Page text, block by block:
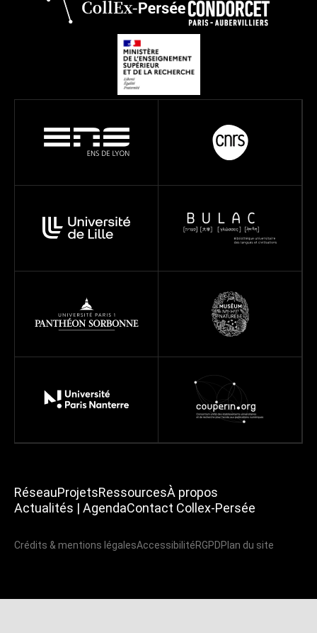
RéseauProjetsRessourcesÀ propos
Actualités | AgendaContact Collex-Persée
Crédits & mentions légalesAccessibilitéRGPDPlan du site